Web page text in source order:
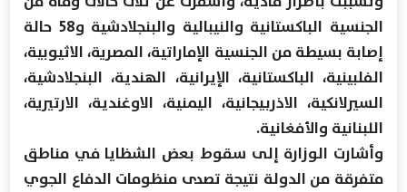
الجنسية الباكستانية والنيبالية والبنجلادشية و58 حالة
إصابة بسيطة من الجنسية الإماراتية، المصرية، الاثيوبية،
الفلبينية، الباكستانية، الإيرانية، الهندية، البنجلادشية،
السيرلانكية، الاذربيجانية، اليمنية، الاوغندية، الارتيرية،
اللبنانية والأفغانية.
وأشارت الوزارة إلى سقوط بعض الشظايا في مناطق
متفرقة من الدولة نتيجة تصدى منظومات الدفاع الجوي